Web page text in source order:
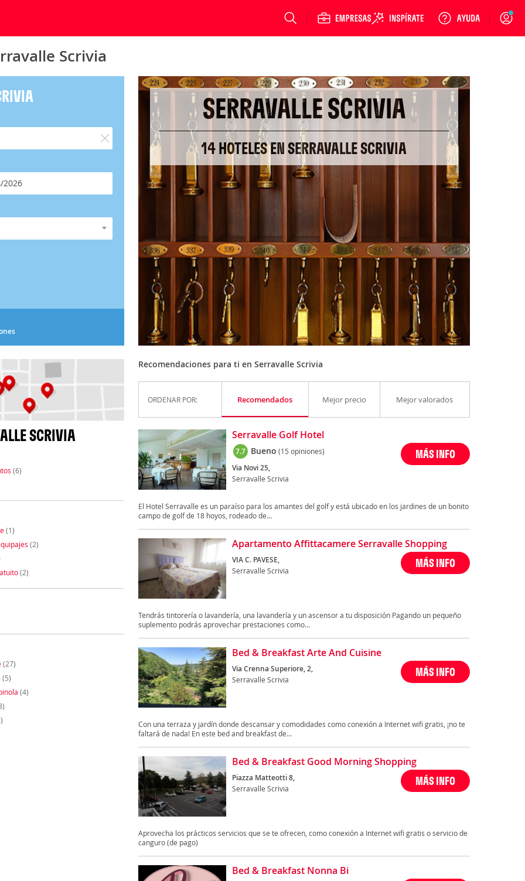
Login
Scrivia
SCRIVIA
(6)
(1)
(2)
(2)
(27)
(5)
(4)
SERRAVALLE SCRIVIA
14 HOTELES EN SERRAVALLE SCRIVIA
Recomendaciones para ti en Serravalle Scrivia
ORDENAR POR: Recomendados Mejor precio Mejor valorados
Serravalle Golf Hotel
7.7 Bueno (15 opiniones)
Via Novi 25,
Serravalle Scrivia
MÁS INFO
El Hotel Serravalle es un paraíso para los amantes del golf y está ubicado en los jardines de un bonito
campo de golf de 18 hoyos, rodeado de...
Apartamento Affittacamere Serravalle Shopping
VIA C. PAVESE,
Serravalle Scrivia
MÁS INFO
Tendrás tintorería o lavandería, una lavandería y un ascensor a tu disposición Pagando un pequeño
suplemento podrás aprovechar prestaciones como...
Bed & Breakfast Arte And Cuisine
Via Crenna Superiore, 2,
Serravalle Scrivia
MÁS INFO
Con una terraza y jardín donde descansar y comodidades como conexión a Internet wifi gratis, ¡no te
faltará de nada! En este bed and breakfast de...
Bed & Breakfast Good Morning Shopping
Piazza Matteotti 8,
Serravalle Scrivia
MÁS INFO
Aprovecha los prácticos servicios que se te ofrecen, como conexión a Internet wifi gratis o servicio de
canguro (de pago)
Bed & Breakfast Nonna Bi